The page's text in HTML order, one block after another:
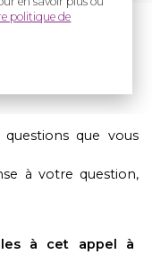
politique de
sur cet
que vous
à votre question,
à cet appel à